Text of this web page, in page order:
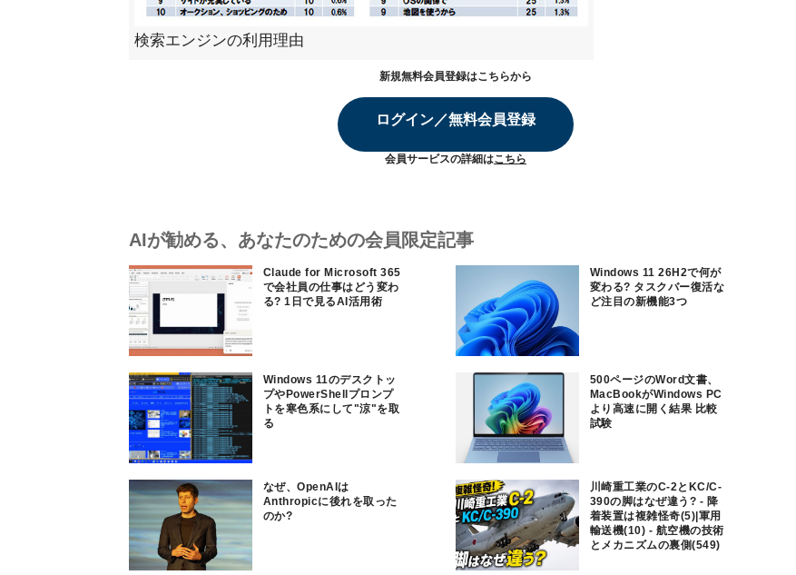
検索エンジンの利用理由
新規無料会員登録はこちらから
ログイン／無料会員登録
会員サービスの詳細はこちら
AIが勧める、あなたのための会員限定記事
Claude for Microsoft 365
で会社員の仕事はどう変わ
る? 1日で見るAI活用術
Windows 11 26H2で何が
変わる? タスクバー復活な
ど注目の新機能3つ
Windows 11のデスクトッ
プやPowerShellプロンプ
トを寒色系にして"涼"を取
る
500ページのWord文書、
MacBookがWindows PC
より高速に開く結果 比較
試験
なぜ、OpenAIは
Anthropicに後れを取った
のか?
川崎重工業のC-2とKC/C-
390の脚はなぜ違う? - 降
着装置は複雑怪奇(5)|軍用
輸送機(10) - 航空機の技術
とメカニズムの裏側(549)